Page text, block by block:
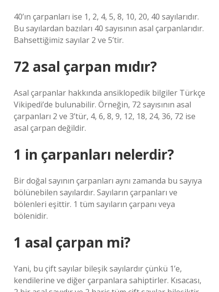
40’ın çarpanları ise 1, 2, 4, 5, 8, 10, 20, 40 sayılarıdır.
Bu sayılardan bazıları 40 sayısının asal çarpanlarıdır.
Bahsettiğimiz sayılar 2 ve 5’tir.
72 asal çarpan mıdır?
Asal çarpanlar hakkında ansiklopedik bilgiler Türkçe
Vikipedi’de bulunabilir. Örneğin, 72 sayısının asal
çarpanları 2 ve 3’tür, 4, 6, 8, 9, 12, 18, 24, 36, 72 ise
asal çarpan değildir.
1 in çarpanları nelerdir?
Bir doğal sayının çarpanları aynı zamanda bu sayıya
bölünebilen sayılardır. Sayıların çarpanları ve
bölenleri eşittir. 1 tüm sayıların çarpanı veya
bölenidir.
1 asal çarpan mi?
Yani, bu çift sayılar bileşik sayılardır çünkü 1’e,
kendilerine ve diğer çarpanlara sahiptirler. Kısacası,